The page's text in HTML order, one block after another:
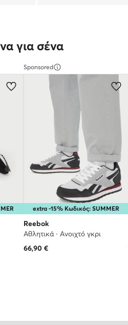
για σένα
Sponsored
extra -15% Κωδικός: SUMMER
Reebok
Αθλητικά · Ανοιχτό γκρι
66,90€